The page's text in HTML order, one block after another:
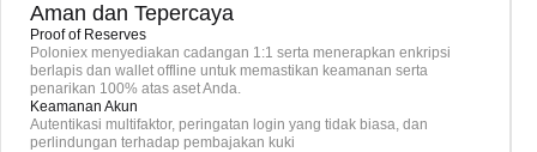
Aman dan Tepercaya
Proof of Reserves
Poloniex menyediakan cadangan 1:1 serta menerapkan enkripsi
berlapis dan wallet offline untuk memastikan keamanan serta
penarikan 100% atas aset Anda.
Keamanan Akun
Autentikasi multifaktor, peringatan login yang tidak biasa, dan
perlindungan terhadap pembajakan kuki